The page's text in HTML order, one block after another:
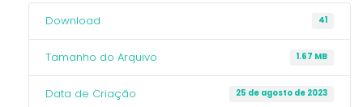
Download 41
Tamanho do Arquivo 1.67 MB
Data de Criação 25 de agosto de 2023